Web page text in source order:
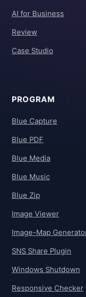
AI for Business
Review
Case Studio
PROGRAM
Blue Capture
Blue PDF
Blue Media
Blue Music
Blue Zip
Image Viewer
Image-Map
SNS Share Plugin
Windows Shutdown
Responsive Checker